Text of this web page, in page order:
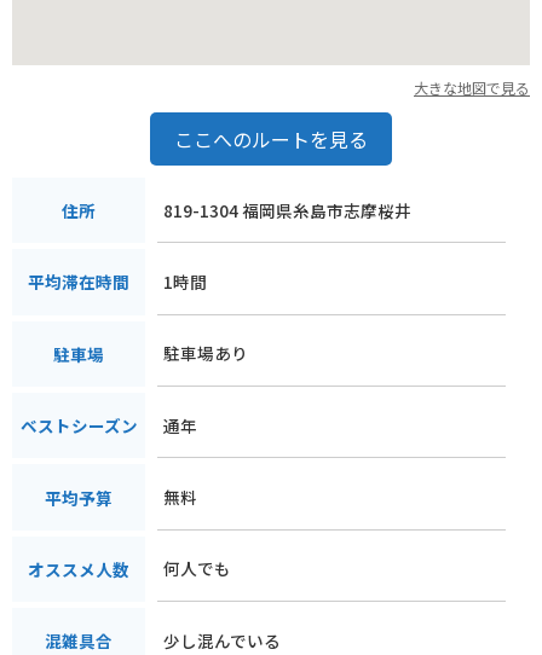
大きな地図で見る
ここへのルートを見る
住所 819-1304 福岡県糸島市志摩桜井
平均滞在時間 1時間
駐車場 駐車場あり
ベストシーズン 通年
平均予算 無料
オススメ人数 何人でも
混雑具合 少し混んでいる